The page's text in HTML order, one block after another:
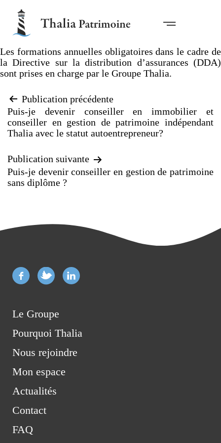
Les formations annuelles obligatoires dans le cadre de
la Directive sur la distribution d’assurances (DDA)
sont prises en charge par le Groupe Thalia.
Publication précédente
Puis-je devenir conseiller en immobilier et
conseiller en gestion de patrimoine indépendant
Thalia avec le statut autoentrepreneur?
Publication suivante
Puis-je devenir conseiller en gestion de patrimoine
sans diplôme ?
Le Groupe
Pourquoi Thalia
Nous rejoindre
Mon espace
Actualités
Contact
FAQ